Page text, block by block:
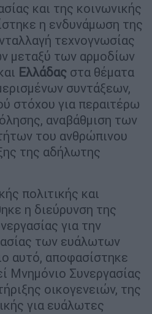
και της κοινωνικής
η ενδυνάμωση της
τεχνογνωσίας
μεταξύ των αρμοδίων
Ελλάδας στα θέματα
συντάξεων,
στόχου για περαιτέρω
αναβάθμιση των
του ανθρώπινου
της αδήλωτης
πολιτικής και
η διεύρυνση της
για την
των ευάλωτων
αυτό, αποφασίστηκε
Μνημόνιο Συνεργασίας
οικογενειών, της
για ευάλωτες